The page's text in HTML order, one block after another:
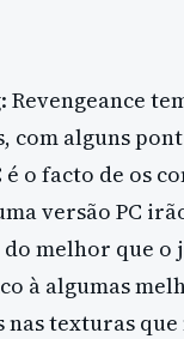
Revengeance
com alguns
o facto de os
versão PC
melhor que o
à algumas
texturas